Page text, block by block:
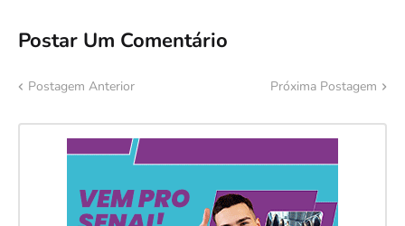
Postar Um Comentário
Postagem Anterior Próxima Postagem